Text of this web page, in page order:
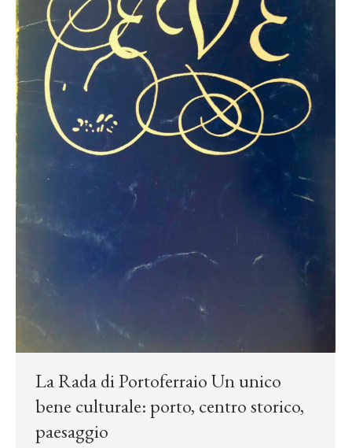
La Rada di Portoferraio Un unico
bene culturale: porto, centro storico,
paesaggio